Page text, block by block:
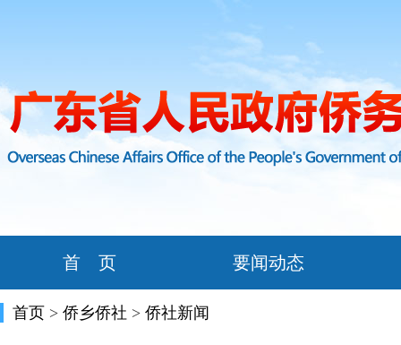
首 页 要闻动态
首页 > 侨乡侨社 > 侨社新闻